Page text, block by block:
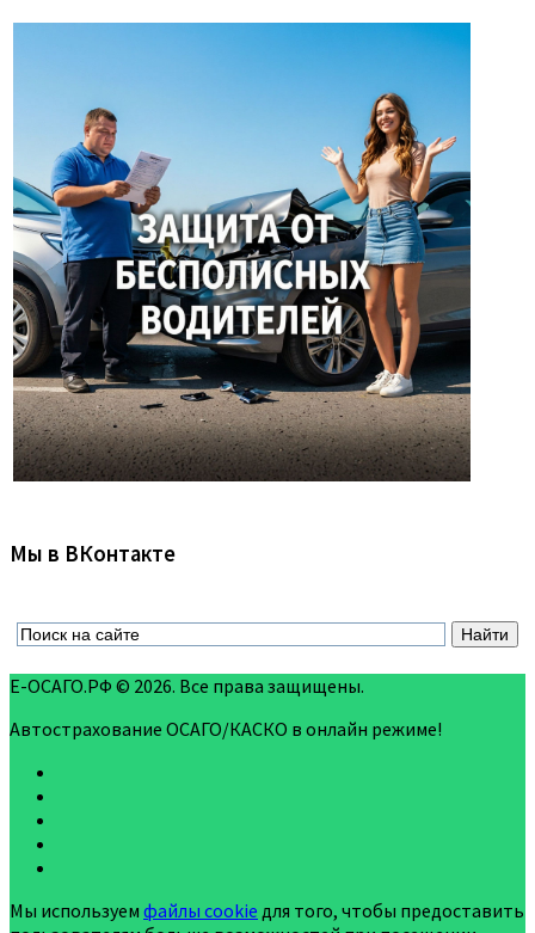
Мы в ВКонтакте
Е-ОСАГО.РФ © 2026. Все права защищены.
Автострахование ОСАГО/КАСКО в онлайн режиме!
Мы используем файлы cookie для того, чтобы предоставить